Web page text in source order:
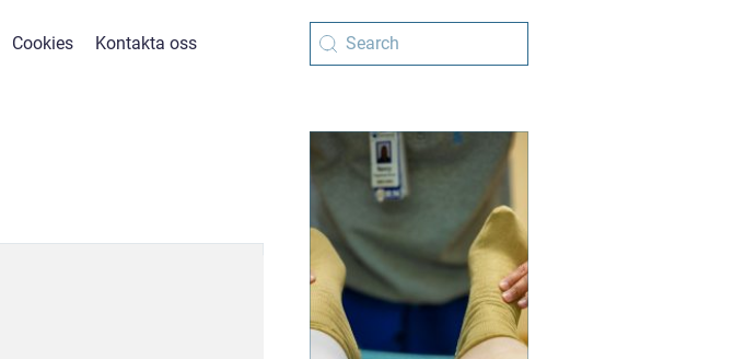
Cookies Kontakta oss